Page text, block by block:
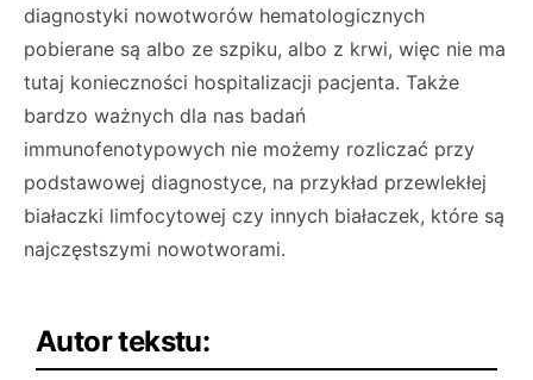
diagnostyki nowotworów hematologicznych
pobierane są albo ze szpiku, albo z krwi, więc nie ma
tutaj konieczności hospitalizacji pacjenta. Także
bardzo ważnych dla nas badań
immunofenotypowych nie możemy rozliczać przy
podstawowej diagnostyce, na przykład przewlekłej
białaczki limfocytowej czy innych białaczek, które są
najczęstszymi nowotworami.
Autor tekstu: